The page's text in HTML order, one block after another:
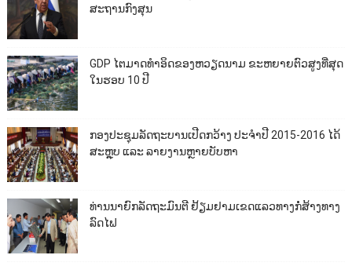
ສະຖານກົງສຸນ
GDP ໄຕມາດທຳອິດຂອງຫວຽດນາມ ຂະຫຍາຍຕົວສູງທີ່ສຸດ
ໃນຮອບ 10​ ປີ
ກອງປະຊຸມລັດຖະບານເປີດກວ້າງ ປະຈຳປີ 2015-2016 ໄດ້
ສະຫຼຸບ ແລະ ລາຍງານຫຼາຍບັບຫາ
ທ່ານນາຍົກລັດຖະມົນຕີ ຢ້ຽມຢາມເຂດແລວທາງກໍ່ສ້າງທາງ
ລົດໄຟ